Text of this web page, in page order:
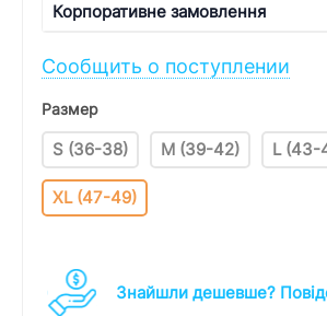
Корпоративне замовлення
Сообщить о поступлении
Размер
S (36-38) M (39-42) L (43-
XL (47-49)
Знайшли дешевше?